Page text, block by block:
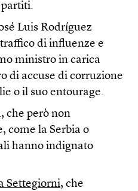
Luis Rodríguez
di influenze e
ministro in carica
di accuse di corruzione
o il suo entourage.
che però non
come la Serbia o
hanno indignato
Settegiorni, che